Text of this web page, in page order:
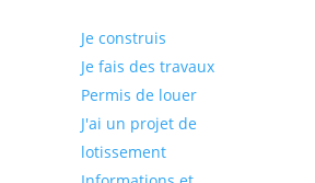
Je construis
Je fais des travaux
Permis de louer
J'ai un projet de
lotissement